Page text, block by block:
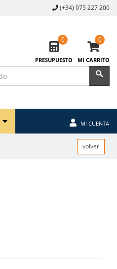
(+34) 975 227 200
PRESUPUESTO
0
MI CARRITO
0
MI CUENTA
volver